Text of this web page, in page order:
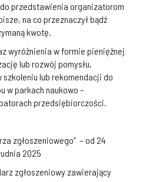
przedstawienia organizatorom
na co przeznaczył bądź
kwotę.
wyróżnienia w formie pieniężnej
lub rozwój pomysłu,
lub rekomendacji do
w parkach naukowo –
przedsiębiorczości.
zgłoszeniowego” – od 24
2025
zgłoszeniowy zawierający